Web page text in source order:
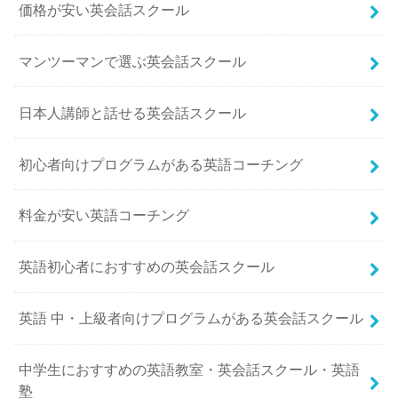
価格が安い英会話スクール
マンツーマンで選ぶ英会話スクール
日本人講師と話せる英会話スクール
初心者向けプログラムがある英語コーチング
料金が安い英語コーチング
英語初心者におすすめの英会話スクール
英語 中・上級者向けプログラムがある英会話スクール
中学生におすすめの英語教室・英会話スクール・英語
塾